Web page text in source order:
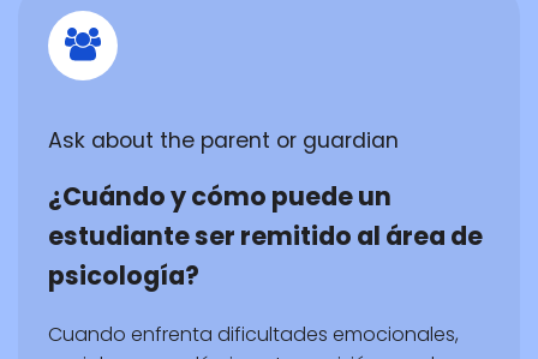
Ask about the parent or guardian
¿Cuándo y cómo puede un
estudiante ser remitido al área de
psicología?
Cuando enfrenta dificultades emocionales,